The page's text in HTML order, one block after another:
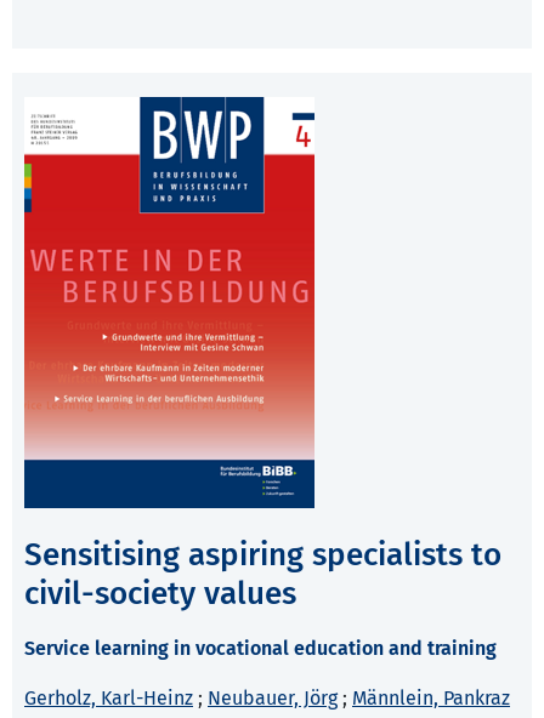
Sensitising aspiring specialists to
civil-society values
Service learning in vocational education and training
Gerholz, Karl-Heinz ; Neubauer, Jörg; Männlein, Pankraz